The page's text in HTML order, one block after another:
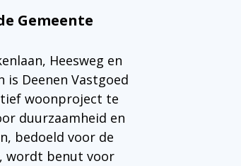
Gemeente
Heesweg en
is Deenen Vastgoed
woonproject te
duurzaamheid en
bedoeld voor de
wordt benut voor